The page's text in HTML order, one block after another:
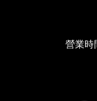
營業時